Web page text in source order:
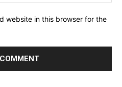
website in this browser for the